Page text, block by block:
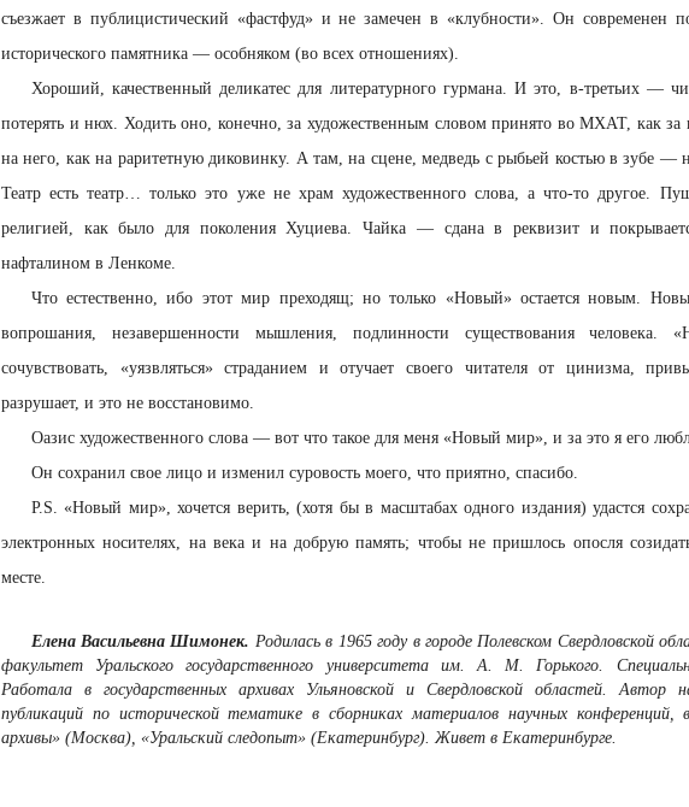
съезжает в публицистический «фастфуд» и не замечен в «клубности». Он современен
исторического памятника — особняком (во всех отношениях).
Хороший, качественный деликатес для литературного гурмана. И это, в-третьих —
потерять и нюх. Ходить оно, конечно, за художественным словом принято во МХАТ, как за
на него, как на раритетную диковинку. А там, на сцене, медведь с рыбьей костью в зубе —
Театр есть театр… только это уже не храм художественного слова, а что-то другое.
религией, как было для поколения Хуциева. Чайка — сдана в реквизит и
нафталином в Ленкоме.
Что естественно, ибо этот мир преходящ; но только «Новый» остается новым.
вопрошания, незавершенности мышления, подлинности существования человека.
сочувствовать, «уязвляться» страданием и отучает своего читателя от цинизма,
разрушает, и это не восстановимо.
Оазис художественного слова — вот что такое для меня «Новый мир», и за это я его
Он сохранил свое лицо и изменил суровость моего, что приятно, спасибо.
P.S. «Новый мир», хочется верить, (хотя бы в масштабах одного издания) удастся
электронных носителях, на века и на добрую память; чтобы не пришлось опосля
месте.
Елена Васильевна Шимонек. Родилась в 1965 году в городе Полевском Свердловской
факультет Уральского государственного университета им. А. М. Горького.
Работала в государственных архивах Ульяновской и Свердловской областей. Автор
публикаций по исторической тематике в сборниках материалов научных
архивы» (Москва), «Уральский следопыт» (Екатеринбург). Живет в Екатеринбурге.